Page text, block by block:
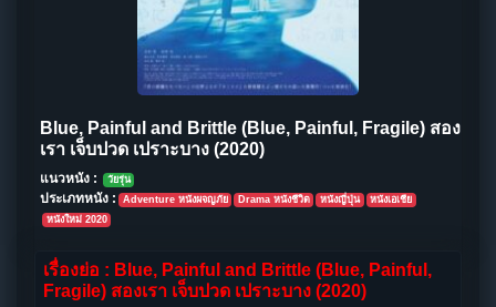
Blue, Painful and Brittle (Blue, Painful, Fragile) สอง
เรา เจ็บปวด เปราะบาง (2020)
แนวหนัง : วัยรุ่น
ประเภทหนัง : Adventure หนังผจญภัย Drama หนังชีวิต หนังญี่ปุ่น
หนังเอเชีย
หนังใหม่ 2020
เรื่องย่อ : Blue, Painful and Brittle (Blue, Painful,
Fragile) สองเรา เจ็บปวด เปราะบาง (2020)